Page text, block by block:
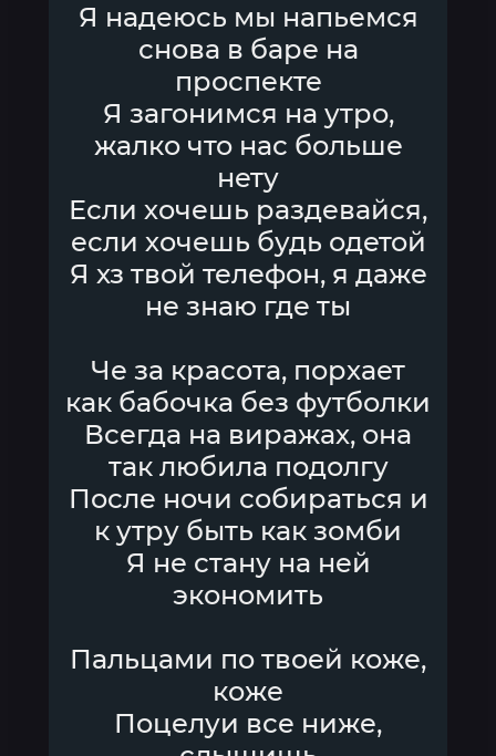
Я надеюсь мы напьемся
снова в баре на
проспекте
Я загонимся на утро,
жалко что нас больше
нету
Если хочешь раздевайся,
если хочешь будь одетой
Я хз твой телефон, я даже
не знаю где ты
Че за красота, порхает
как бабочка без футболки
Всегда на виражах, она
так любила подолгу
После ночи собираться и
к утру быть как зомби
Я не стану на ней
экономить
Пальцами по твоей коже,
коже
Поцелуи все ниже,